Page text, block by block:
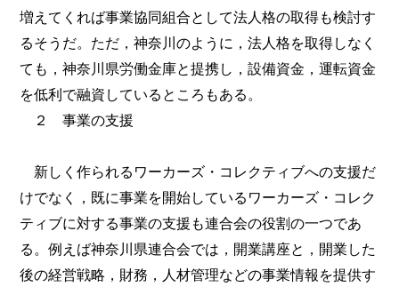
増えてくれば事業協同組合として法人格の取得も検討す
るそうだ。ただ，神奈川のように，法人格を取得しなく
ても，神奈川県労働金庫と提携し，設備資金，運転資金
を低利で融資しているところもある。
２ 事業の支援
新しく作られるワーカーズ・コレクティブへの支援だ
けでなく，既に事業を開始しているワーカーズ・コレク
ティブに対する事業の支援も連合会の役割の一つであ
る。例えば神奈川県連合会では，開業講座と，開業した
後の経営戦略，財務，人材管理などの事業情報を提供す